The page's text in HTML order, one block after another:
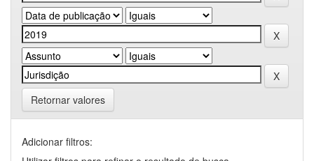
Retornar valores
Adicionar filtros: